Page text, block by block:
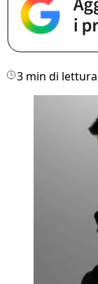
3 min di lettura